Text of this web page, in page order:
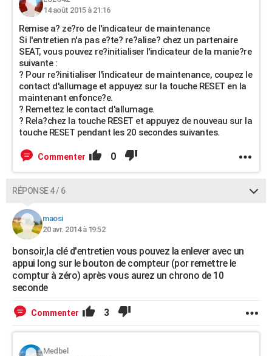
14 août 2015 à 21:16
Remise a? ze?ro de l'indicateur de maintenance
Si l'entretien n'a pas e?te? re?alise? chez un partenaire
SEAT, vous pouvez re?initialiser l'indicateur de la manie?re
suivante :
? Pour re?initialiser l'indicateur de maintenance, coupez le
contact d'allumage et appuyez sur la touche RESET en la
maintenant enfonce?e.
? Remettez le contact d'allumage.
? Rela?chez la touche RESET et appuyez de nouveau sur la
touche RESET pendant les 20 secondes suivantes.
Commenter 0
RÉPONSE 4 / 6
maosi
20 avr. 2014 à 19:52
bonsoir,la clé d'entretien vous pouvez la enlever avec un
appui long sur le bouton de compteur (por remettre le
comptur à zéro) après vous aurez un chrono de 10
seconde
Commenter 3
Medbel